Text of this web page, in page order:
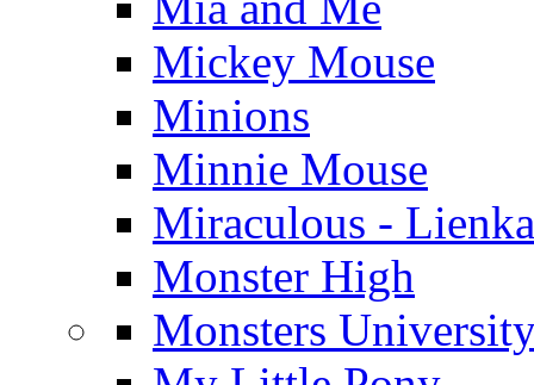
Mickey Mouse
Minions
Minnie Mouse
Miraculous -
Monster High
Monsters